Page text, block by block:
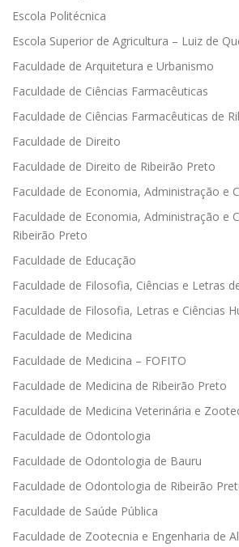
Escola Politécnica
Escola Superior de Agricultura – Luiz de
Faculdade de Arquitetura e Urbanismo
Faculdade de Ciências Farmacêuticas
Faculdade de Ciências Farmacêuticas de
Faculdade de Direito
Faculdade de Direito de Ribeirão Preto
Faculdade de Economia, Administração e
Faculdade de Economia, Administração e
Ribeirão Preto
Faculdade de Educação
Faculdade de Filosofia, Ciências e Letras
Faculdade de Filosofia, Letras e Ciências
Faculdade de Medicina
Faculdade de Medicina – FOFITO
Faculdade de Medicina de Ribeirão Preto
Faculdade de Medicina Veterinária e
Faculdade de Odontologia
Faculdade de Odontologia de Bauru
Faculdade de Odontologia de Ribeirão
Faculdade de Saúde Pública
Faculdade de Zootecnia e Engenharia de